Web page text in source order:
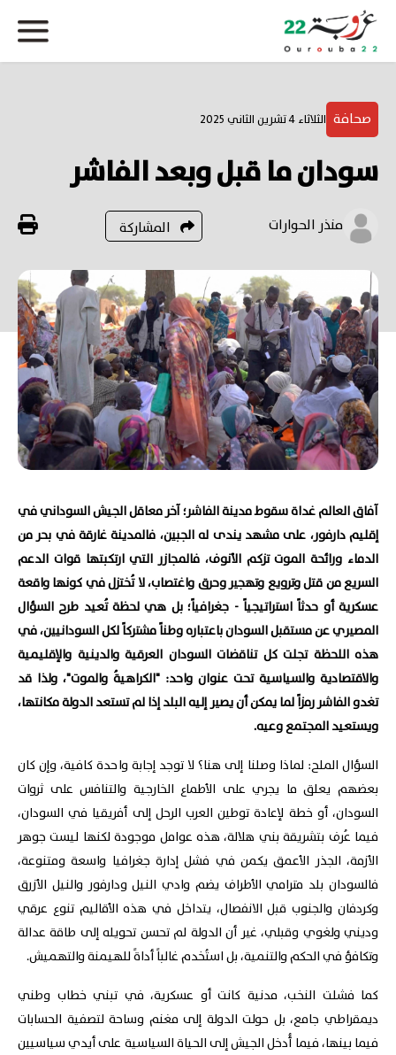
صحافة الثلاثاء 4 تشرين الثاني 2025
سودان ما قبل وبعد الفاشر
منذر الحوارات المشاركة
آفاق العالم غداة سقوط مدينة الفاشر؛ آخر معاقل الجيش السوداني في
إقليم دارفور، على مشهد يندى له الجبين، فالمدينة غارقة في بحر من
الدماء ورائحة الموت تزكم الأنوف، فالمجازر التي ارتكبتها قوات الدعم
السريع من قتل وترويع وتهجير وحرق واغتصاب، لا تُختزل في كونها واقعة
عسكرية أو حدثاً استراتيجياً - جغرافياً؛ بل هي لحظة تُعيد طرح السؤال
المصيري عن مستقبل السودان باعتباره وطناً مشتركاً لكل السودانيين، في
هذه اللحظة تجلت كل تناقضات السودان العرقية والدينية والإقليمية
والاقتصادية والسياسية تحت عنوان واحد: "الكراهيةُ والموت"، ولذا قد
تغدو الفاشر رمزاً لما يمكن أن يصير إليه البلد إذا لم تستعد الدولة مكانتها،
ويستعيد المجتمع وعيه.
السؤال الملح: لماذا وصلنا إلى هنا؟ لا توجد إجابة واحدة كافية، وإن كان
بعضهم يعلق ما يجري على الأطماع الخارجية والتنافس على ثروات
السودان، أو خطة لإعادة توطين العرب الرحل إلى أفريقيا في السودان،
فيما عُرف بتشريقة بني هلالة، هذه عوامل موجودة لكنها ليست جوهر
الأزمة، الجذر الأعمق يكمن في فشل إدارة جغرافيا واسعة ومتنوعة،
فالسودان بلد مترامي الأطراف يضم وادي النيل ودارفور والنيل الأزرق
وكردفان والجنوب قبل الانفصال، يتداخل في هذه الأقاليم تنوع عرقي
وديني ولغوي وقبلي، غير أن الدولة لم تحسن تحويله إلى طاقة عدالة
وتكافؤ في الحكم والتنمية، بل استُخدم غالباً أداةً للهيمنة والتهميش.
كما فشلت النخب، مدنية كانت أو عسكرية، في تبني خطاب وطني
ديمقراطي جامع، بل حولت الدولة إلى مغنم وساحة لتصفية الحسابات
فيما بينها، فيما أُدخل الجيش إلى الحياة السياسية على أيدي سياسيين